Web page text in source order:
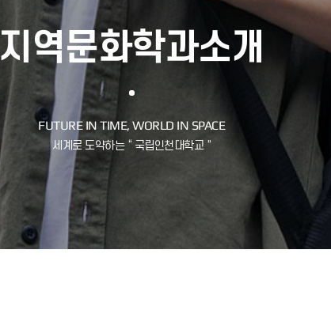
지역문화학과소개